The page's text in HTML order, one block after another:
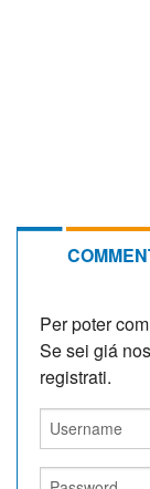
Per poter
Se sei giá
registrati.